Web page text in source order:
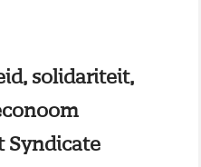
solidariteit,
Syndicate